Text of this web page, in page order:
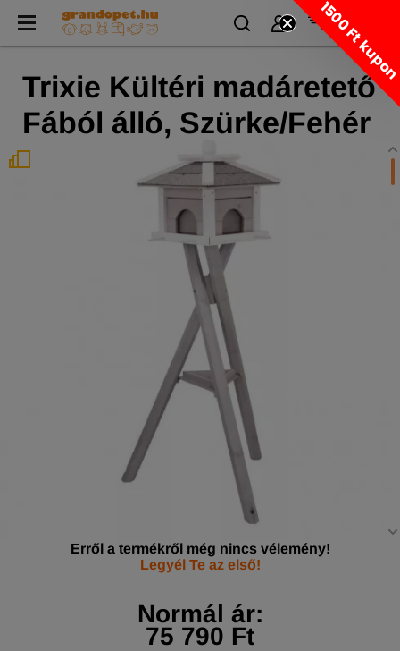
Trixie Kültéri madáretető
Fából álló, Szürke/Fehér
Erről a termékről még nincs vélemény!
Legyél Te az első!
Normál ár:
75 790 Ft
1500 Ft